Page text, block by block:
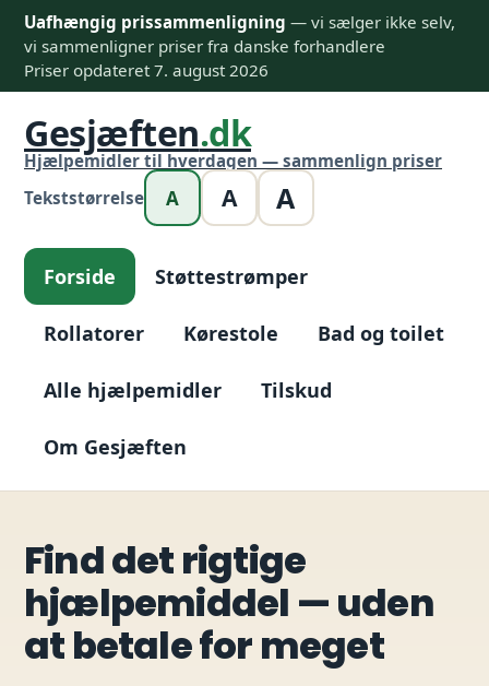
Uafhængig prissammenligning — vi sælger ikke selv,
vi sammenligner priser fra danske forhandlere
Priser opdateret 7. august 2026
Gesjæften.dk
Hjælpemidler til hverdagen — sammenlign priser
Tekststørrelse
A A A
Forside Støttestrømper
Rollatorer Kørestole Bad og toilet
Alle hjælpemidler Tilskud
Om Gesjæften
Find det rigtige
hjælpemiddel — uden
at betale for meget